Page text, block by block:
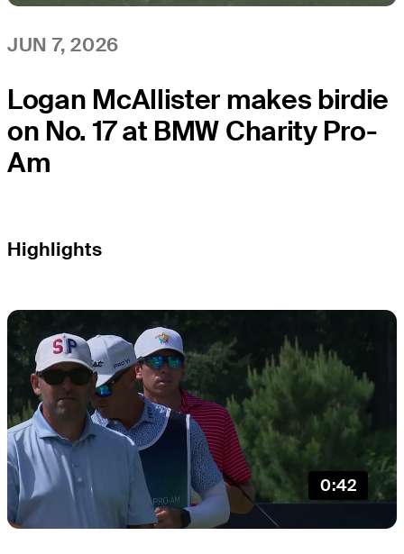
JUN 7, 2026
Logan McAllister makes birdie
on No. 17 at BMW Charity Pro-
Am
Highlights
0:42